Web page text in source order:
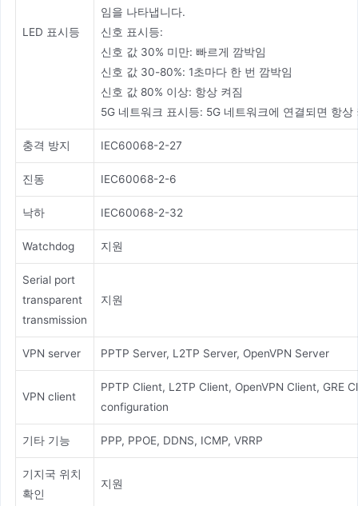
LED 표시등
임을 나타냅니다.
신호 표시등:
신호 값 30% 미만: 빠르게 깜박임
신호 값 30-80%: 1초마다 한 번 깜박임
신호 값 80% 이상: 항상 켜짐
5G 네트워크 표시등: 5G 네트워크에 연결되면 항상
충격 방지 IEC60068-2-27
진동 IEC60068-2-6
낙하 IEC60068-2-32
Watchdog 지원
Serial port
transparent
transmission
지원
VPN server PPTP Server, L2TP Server, OpenVPN Server
VPN client
PPTP Client, L2TP Client, OpenVPN Client, GRE
configuration
기타 기능 PPP, PPOE, DDNS, ICMP, VRRP
기지국 위치
확인
지원